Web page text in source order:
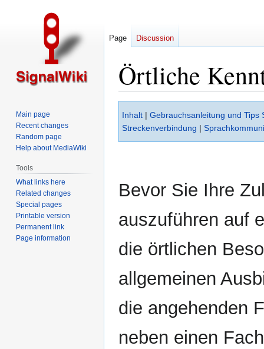
Örtliche
to
navigation
to
search
Inhalt | Gebrauchsanleitung und Tips
Streckenverbindung |
Bevor Sie Ihre
auszuführen auf
die örtlichen
allgemeinen
die angehenden
neben einen
Page Discussion
Main page
Recent changes
Random page
Help about MediaWiki
Tools
What links here
Related changes
Special pages
Printable version
Permanent link
Page information